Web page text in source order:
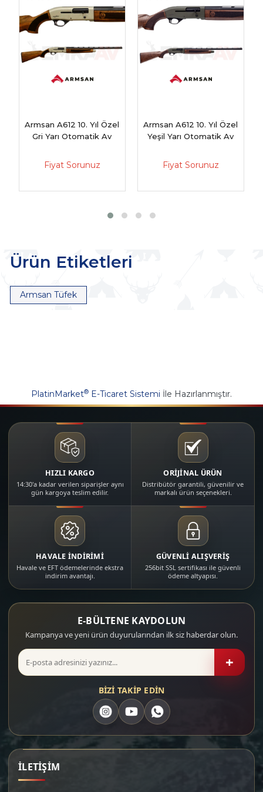
Armsan A612 10. Yıl Özel
Gri Yarı Otomatik Av
Fiyat Sorunuz
Armsan A612 10. Yıl Özel
Yeşil Yarı Otomatik Av
Fiyat Sorunuz
Ürün Etiketleri
Armsan Tüfek
PlatinMarket® E-Ticaret Sistemi İle Hazırlanmıştır.
HIZLI KARGO
14:30'a kadar verilen siparişler aynı
gün kargoya teslim edilir.
ORİJİNAL ÜRÜN
Distribütör garantili, güvenilir ve
markalı ürün seçenekleri.
HAVALE İNDİRİMİ
Havale ve EFT ödemelerinde ekstra
indirim avantajı.
GÜVENLİ ALIŞVERİŞ
256bit SSL sertifikası ile güvenli
ödeme altyapısı.
E-BÜLTENE KAYDOLUN
Kampanya ve yeni ürün duyurularından ilk siz haberdar olun.
+
BİZİ TAKİP EDİN
İLETİŞİM